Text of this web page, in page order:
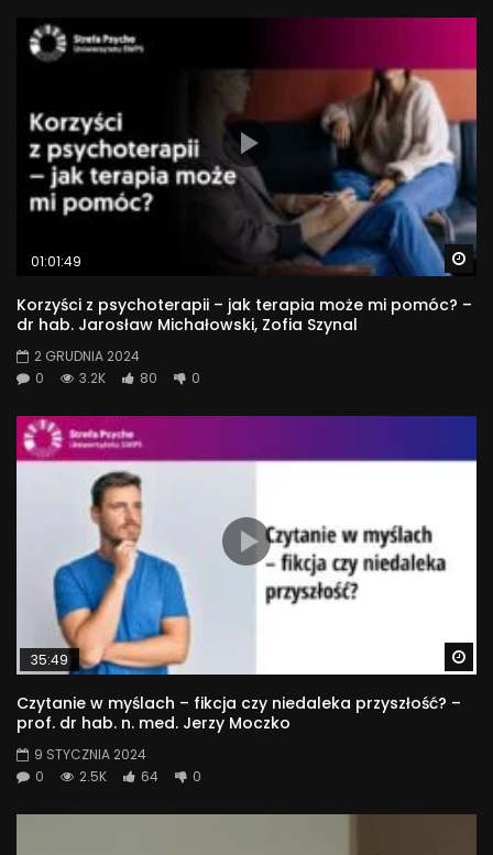
01:01:49
Korzyści z psychoterapii – jak terapia może mi pomóc? –
dr hab. Jarosław Michałowski, Zofia Szynal
2 GRUDNIA 2024
0
3.2K 80 0
35:49
Czytanie w myślach – fikcja czy niedaleka przyszłość? –
prof. dr hab. n. med. Jerzy Moczko
9 STYCZNIA 2024
0
2.5K 64 0